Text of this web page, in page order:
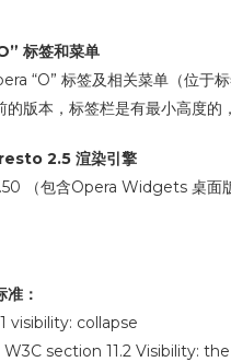
标签和菜单
“O” 标签及相关菜单（位于
的版本，标签栏是有最小高度的
2.5 渲染引擎
（包含Opera Widgets 桌面
准：
visibility: collapse
section 11.2 Visibility: